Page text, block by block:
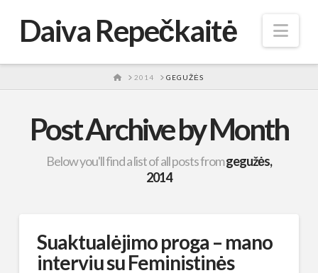
Daiva Repečkaitė
HOME
2014 GEGUŽĖS
Post Archive by Month
Below you'll find a list of all posts fromgegužės,
2014
Suaktualėjimo proga – mano
interviu su Feministinės